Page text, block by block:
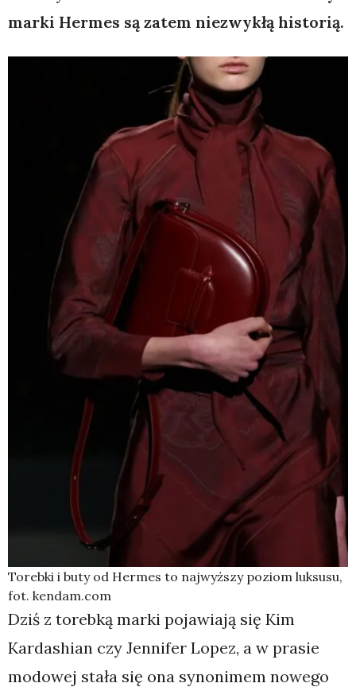
marki Hermes są zatem niezwykłą historią.
Torebki i buty od Hermes to najwyższy poziom luksusu,
fot. kendam.com
Dziś z torebką marki pojawiają się Kim
Kardashian czy Jennifer Lopez, a w prasie
modowej stała się ona synonimem nowego